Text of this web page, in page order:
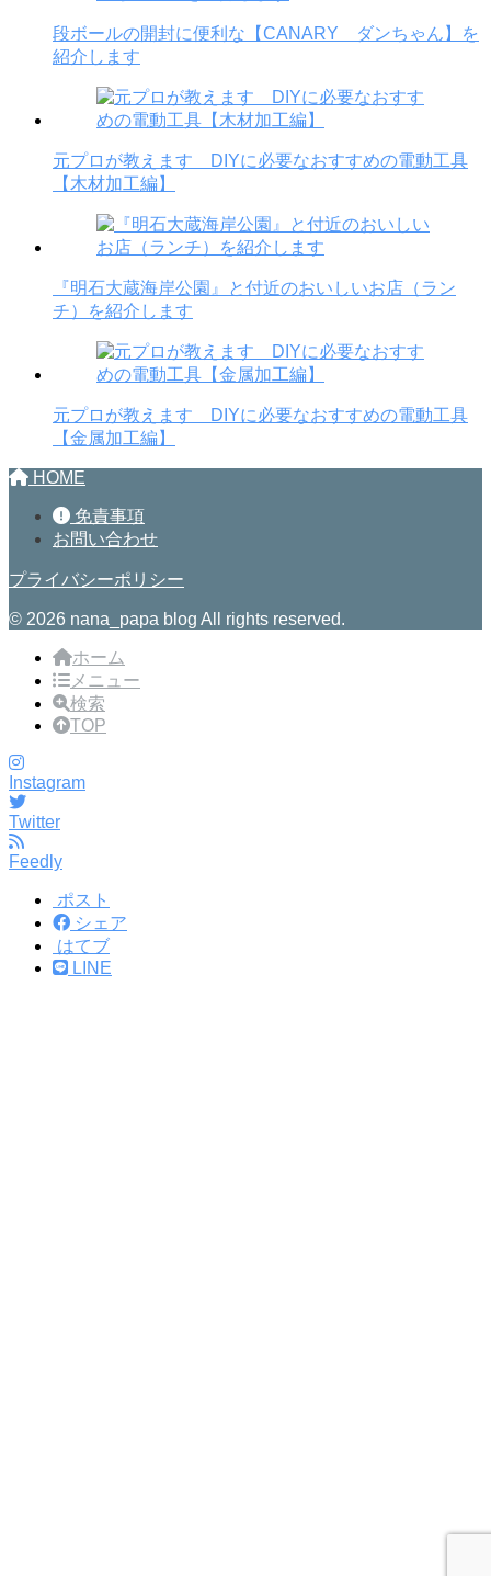
段ボールの開封に便利な【CANARY ダンちゃん】を
紹介します
元プロが教えます DIYに必要なおすすめの電動工具
【木材加工編】
『明石大蔵海岸公園』と付近のおいしいお店（ラン
チ）を紹介します
元プロが教えます DIYに必要なおすすめの電動工具
【金属加工編】
HOME
免責事項
お問い合わせ
プライバシーポリシー
© 2026 nana_papa blog All rights reserved.
ホーム
メニュー
検索
TOP
Instagram
Twitter
Feedly
ポスト
シェア
はてブ
LINE